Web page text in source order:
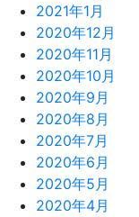
2021年1月
2020年12月
2020年11月
2020年10月
2020年9月
2020年8月
2020年7月
2020年6月
2020年5月
2020年4月